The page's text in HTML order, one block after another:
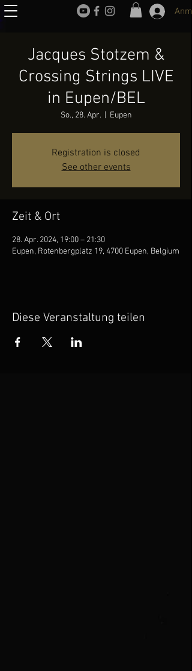
Jacques Stotzem &
Crossing Strings LIVE
in Eupen/BEL
So., 28. Apr.
  |
Eupen
Registration is closed
See other events
Zeit & Ort
28. Apr. 2024, 19:00 – 21:30
Eupen, Rotenbergplatz 19, 4700 Eupen, Belgium
Diese Veranstaltung teilen